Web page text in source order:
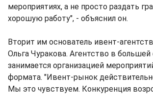
мероприятиях, а не просто раздать
хорошую работу", - объяснил он.
Вторит им основатель ивент-
Ольга Чуракова. Агентство в большей
занимается организацией
формата. "Ивент-рынок
Мы это чувствуем. Конкуренция